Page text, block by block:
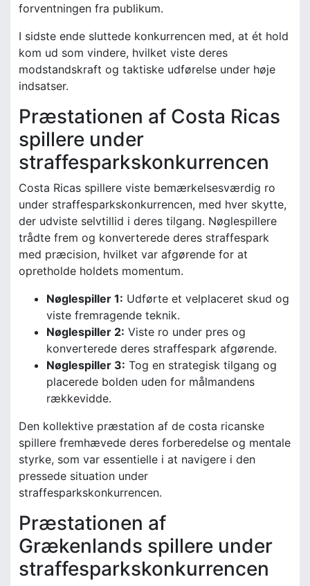
forventningen fra publikum.
I sidste ende sluttede konkurrencen med, at ét hold
kom ud som vindere, hvilket viste deres
modstandskraft og taktiske udførelse under høje
indsatser.
Præstationen af Costa Ricas
spillere under
straffesparkskonkurrencen
Costa Ricas spillere viste bemærkelsesværdig ro
under straffesparkskonkurrencen, med hver skytte,
der udviste selvtillid i deres tilgang. Nøglespillere
trådte frem og konverterede deres straffespark
med præcision, hvilket var afgørende for at
opretholde holdets momentum.
Nøglespiller 1: Udførte et velplaceret skud og
viste fremragende teknik.
Nøglespiller 2: Viste ro under pres og
konverterede deres straffespark afgørende.
Nøglespiller 3: Tog en strategisk tilgang og
placerede bolden uden for målmandens
rækkevidde.
Den kollektive præstation af de costa ricanske
spillere fremhævede deres forberedelse og mentale
styrke, som var essentielle i at navigere i den
pressede situation under
straffesparkskonkurrencen.
Præstationen af
Grækenlands spillere under
straffesparkskonkurrencen